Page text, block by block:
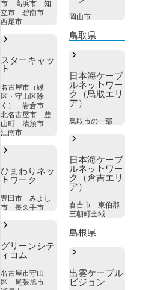
市 高浜市 知
立市 碧南市
西尾市
スターキャッ
ト
名古屋市（緑
区・守山区除
く） 岩倉市
北名古屋市 豊
山町 清須市
江南市
ひまわりネッ
トワーク
豊田市 みよし
市 長久手市
グリーンシテ
ィコム
名古屋市守山
区 尾張旭市
岡山市
鳥取県
日本海ケーブ
ルネットワー
ク（鳥取エリ
ア）
鳥取市の一部
日本海ケーブ
ルネットワー
ク（倉吉エリ
ア）
倉吉市 東伯郡
三朝町全域
島根県
出雲ケーブル
ビジョン